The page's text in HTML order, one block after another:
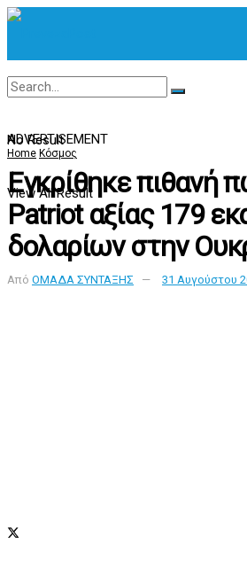
No Result
View All Result
ADVERTISEMENT
Home Κόσμος
Εγκρίθηκε πιθανή
Patriot αξίας 179
δολαρίων στην
Από ΟΜΑΔΑ ΣΥΝΤΑΞΗΣ 31 Αυγούστου